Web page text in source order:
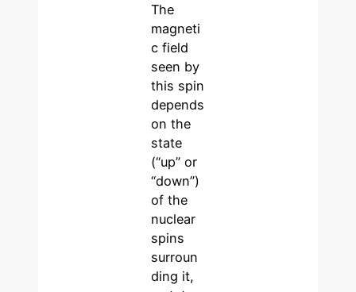
The
magneti
c field
seen by
this spin
depends
on the
state
(“up” or
“down”)
of the
nuclear
spins
surroun
ding it,